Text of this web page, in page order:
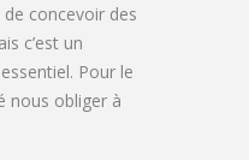
concevoir des
c’est un
Pour le
nous obliger à